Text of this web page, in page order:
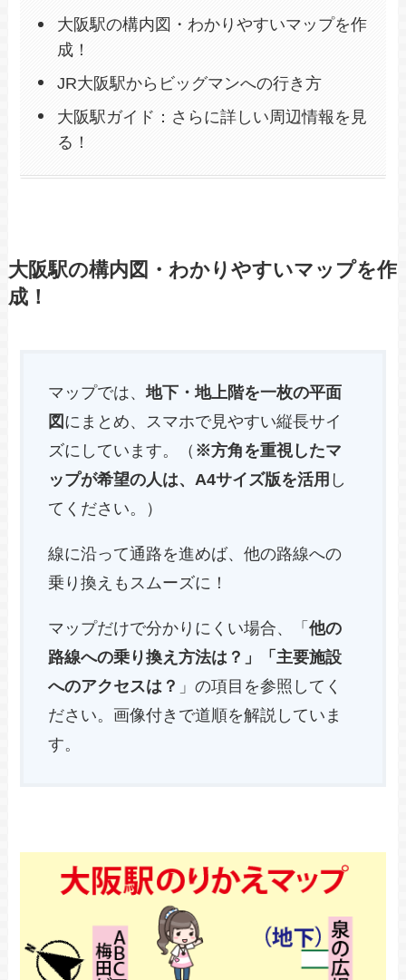
大阪駅の構内図・わかりやすいマップを作
成！
JR大阪駅からビッグマンへの行き方
大阪駅ガイド：さらに詳しい周辺情報を見
る！
大阪駅の構内図・わかりやすいマップを作
成！
マップでは、地下・地上階を一枚の平面
図 にまとめ、スマホで見やすい縦長サイ
ズにしています。（ ※方角を重視したマ
ップが希望の人は、A4サイズ版を活用 し
てください。）
線に沿って通路を進めば、他の路線への
乗り換えもスムーズに！
マップだけで分かりにくい場合、「他の
路線への乗り換え方法は？」「主要施設
へのアクセスは？ 」の項目を参照してく
ださい。画像付きで道順を解説していま
す。